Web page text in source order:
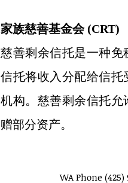
家族慈善基金会 (CRT)
慈善剩余信托是一种免
信托将收入分配给信
机构。慈善剩余信托
赠部分资产。
WA Phone (425)